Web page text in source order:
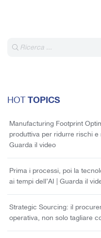
HOTTOPICS
Manufacturing Footprint
produttiva per ridurre rischi
Guarda il video
Prima i processi, poi la
ai tempi dell’AI | Guarda il
Strategic Sourcing: il
operativa, non solo tagliare